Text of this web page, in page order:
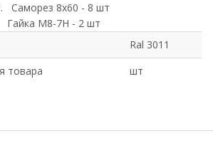
Саморез 8х60 - 8 шт
М8-7Н - 2 шт
Ral 3011
товара
шт